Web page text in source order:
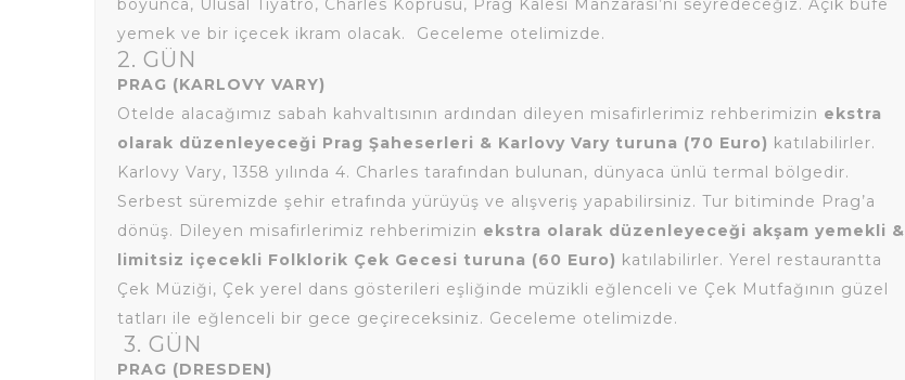
boyunca, Ulusal Tiyatro, Charles Köprüsü, Prag Kalesi Manzarası’nı seyredeceğiz. Açık büfe
yemek ve bir içecek ikram olacak. Geceleme otelimizde.
2. GÜN
PRAG (KARLOVY VARY)
Otelde alacağımız sabah kahvaltısının ardından dileyen misafirlerimiz rehberimizin ekstra
olarak düzenleyeceği Prag Şaheserleri & Karlovy Vary turuna (70 Euro) katılabilirler.
Karlovy Vary, 1358 yılında 4. Charles tarafından bulunan, dünyaca ünlü termal bölgedir.
Serbest süremizde şehir etrafında yürüyüş ve alışveriş yapabilirsiniz. Tur bitiminde Prag’a
dönüş. Dileyen misafirlerimiz rehberimizin ekstra olarak düzenleyeceği akşam yemekli &
limitsiz içecekli Folklorik Çek Gecesi turuna (60 Euro) katılabilirler. Yerel restaurantta
Çek Müziği, Çek yerel dans gösterileri eşliğinde müzikli eğlenceli ve Çek Mutfağının güzel
tatları ile eğlenceli bir gece geçireceksiniz. Geceleme otelimizde.
3. GÜN
PRAG (DRESDEN)